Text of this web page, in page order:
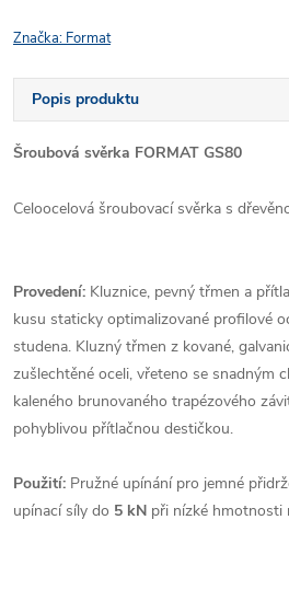
Značka: Format
Popis produktu
Šroubová svěrka FORMAT GS80
Celoocelová šroubovací svěrka s
Provedení: Kluznice, pevný třmen a
kusu staticky optimalizované profilové
studena. Kluzný třmen z kované,
zušlechtěné oceli, vřeteno se snadným
kaleného brunovaného trapézového
pohyblivou přítlačnou destičkou.
Použití: Pružné upínání pro jemné
upínací síly do 5 kN při nízké hmotnosti